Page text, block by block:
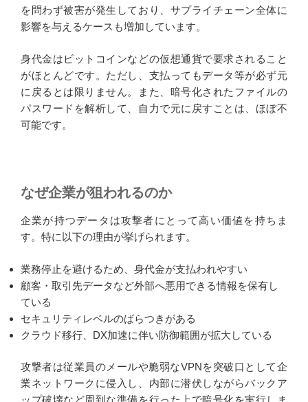
を問わず被害が発生しており、サプライチェーン全体に
影響を与えるケースも増加しています。
身代金はビットコインなどの仮想通貨で要求されること
がほとんどです。ただし、支払ってもデータ等が必ず元
に戻るとは限りません。また、暗号化されたファイルの
パスワードを解析して、自力で元に戻すことは、ほぼ不
可能です。
なぜ企業が狙われるのか
企業が持つデータは攻撃者にとって高い価値を持ちま
す。特に以下の理由が挙げられます。
業務停止を避けるため、身代金が支払われやすい
顧客・取引先データなど外部へ悪用できる情報を保有し
ている
セキュリティレベルのばらつきがある
クラウド移行、DX加速に伴い防御範囲が拡大している
攻撃者は従業員のメールや脆弱なVPNを突破口として企
業ネットワークに侵入し、内部に潜伏しながらバックア
ップ破壊など周到な準備を行った上で暗号化を実行しま